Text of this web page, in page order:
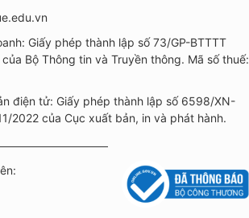
Giấy phép thành lập số 73/GP-BTTTT
Bộ Thông tin và Truyền thông. Mã số thuế:
điện tử: Giấy phép thành lập số 6598/XN-
2022 của Cục xuất bản, in và phát hành.